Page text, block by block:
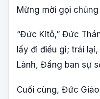
Mừng mời gọi
“Đức Kitô,” Đức
lấy đi điều gì; trái
Lành, Đấng ban sự
Cuối cùng, Đức